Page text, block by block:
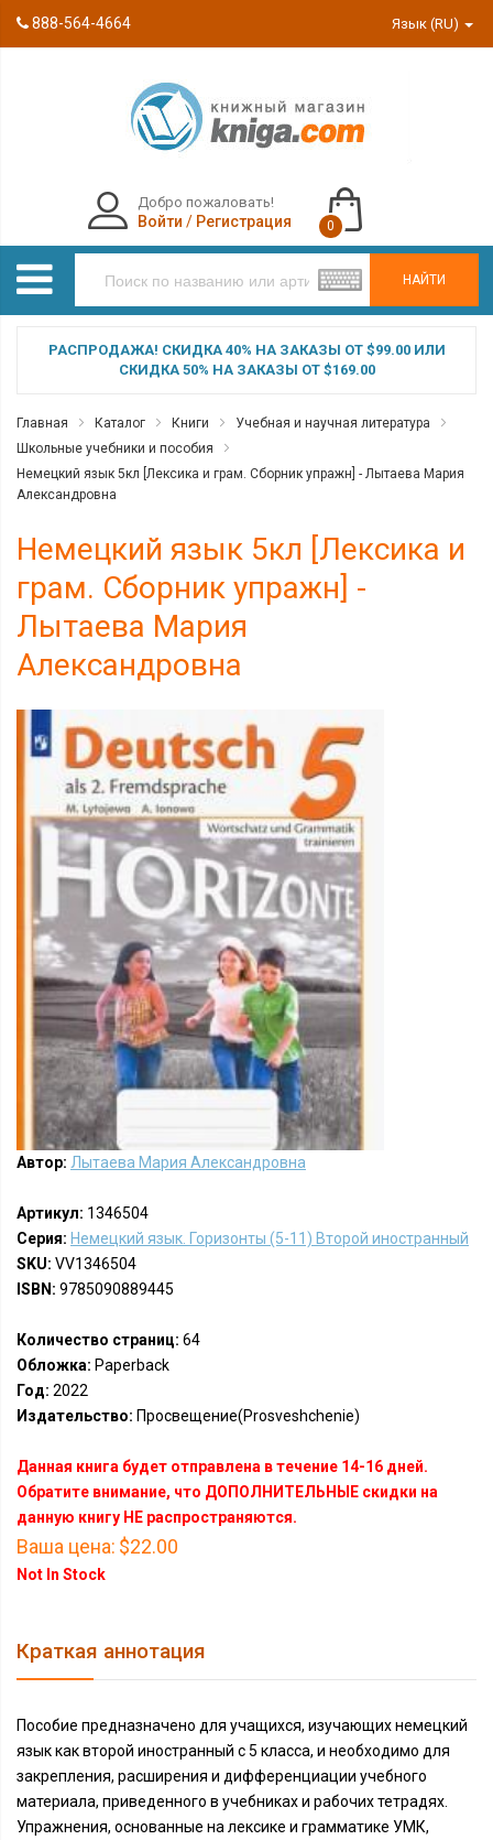
888-564-4664 Язык (RU)
НАЙТИ
Добро пожаловать!
Войти / Регистрация 0
РАСПРОДАЖА! СКИДКА 40% НА ЗАКАЗЫ ОТ $99.00 ИЛИ
СКИДКА 50% НА ЗАКАЗЫ ОТ $169.00
Главная Каталог Книги
Учебная и научная литература
Школьные учебники и пособия
Немецкий язык 5кл [Лексика и грам. Сборник упражн] - Лытаева Мария
Александровна
Немецкий язык 5кл [Лексика и
грам. Сборник упражн] -
Лытаева Мария
Александровна
Автор: Лытаева Мария Александровна
Артикул: 1346504
Серия: Немецкий язык. Горизонты (5-11) Второй иностранный
SKU: VV1346504
ISBN: 9785090889445
Количество страниц: 64
Обложка: Paperback
Год: 2022
Издательство: Просвещение(Prosveshchenie)
Данная книга будет отправлена в течение 14-16 дней.
Обратите внимание, что ДОПОЛНИТЕЛЬНЫЕ скидки на
данную книгу НЕ распространяются.
Ваша цена: $22.00
Not In Stock
Краткая аннотация
Пособие предназначено для учащихся, изучающих немецкий
язык как второй иностранный с 5 класса, и необходимо для
закрепления, расширения и дифференциации учебного
материала, приведенного в учебниках и рабочих тетрадях.
Упражнения, основанные на лексике и грамматике УМК,